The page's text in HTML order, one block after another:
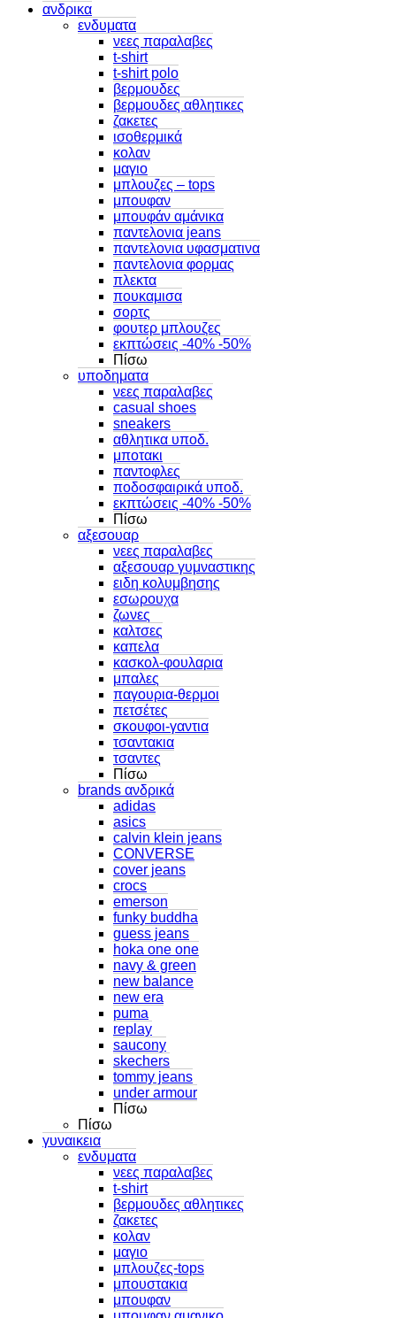
ανδρικα
ενδυματα
νεες παραλαβες
t-shirt
t-shirt polo
βερμουδες
βερμουδες αθλητικες
ζακετες
ισοθερμικά
κολαν
μαγιο
μπλουζες – tops
μπουφαν
μπουφάν αμάνικα
παντελονια jeans
παντελονια υφασματινα
παντελονια φορμας
πλεκτα
πουκαμισα
σορτς
φουτερ μπλουζες
εκπτώσεις -40% -50%
Πίσω
υποδηματα
νεες παραλαβες
casual shoes
sneakers
αθλητικα υποδ.
μποτακι
παντοφλες
ποδοσφαιρικά υποδ.
εκπτώσεις -40% -50%
Πίσω
αξεσουαρ
νεες παραλαβες
αξεσουαρ γυμναστικης
ειδη κολυμβησης
εσωρουχα
ζωνες
καλτσες
καπελα
κασκολ-φουλαρια
μπαλες
παγουρια-θερμοι
πετσέτες
σκουφοι-γαντια
τσαντακια
τσαντες
Πίσω
brands ανδρικά
adidas
asics
calvin klein jeans
CONVERSE
cover jeans
crocs
emerson
funky buddha
guess jeans
hoka one one
navy & green
new balance
new era
puma
replay
saucony
skechers
tommy jeans
under armour
Πίσω
Πίσω
γυναικεια
ενδυματα
νεες παραλαβες
t-shirt
βερμουδες αθλητικες
ζακετες
κολαν
μαγιο
μπλουζες-tops
μπουστακια
μπουφαν